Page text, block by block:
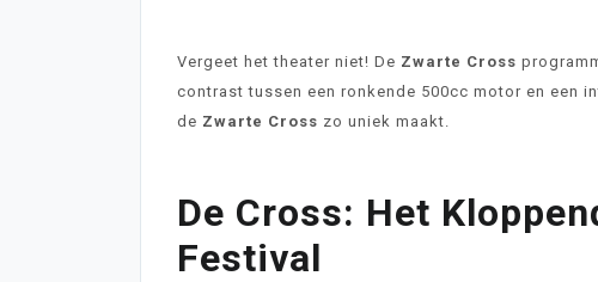
Vergeet het theater niet! De Zwarte Cross
contrast tussen een ronkende 500cc motor en een
de Zwarte Cross zo uniek maakt.
De Cross: Het
Festival